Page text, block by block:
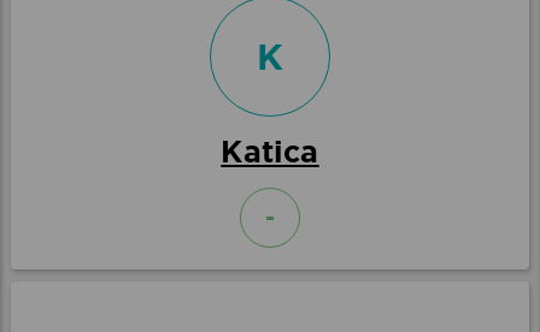
K
Katica
-